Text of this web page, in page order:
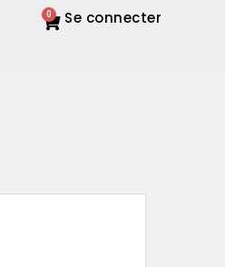
0 Se connecter